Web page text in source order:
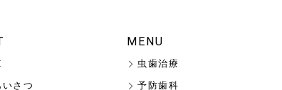
さつ
MENU
虫歯治療
予防歯科